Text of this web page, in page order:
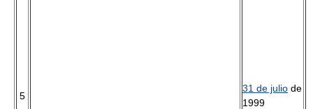
5
31 de julio de
1999